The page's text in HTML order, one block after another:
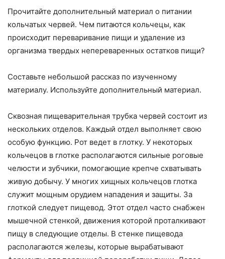
Прочитайте дополнительный материал о питании
кольчатых червей. Чем питаются кольчецы, как
происходит переваривание пищи и удале­ние из
организма твердых непереваренных остатков пищи?
Составьте небольшой рассказ по изученному
материалу. Используйте дополнительный материал.
Сквозная пищеварительная трубка червей состоит из
нескольких отделов. Каждый отдел выполняет свою
особую функцию. Рот ведет в глотку. У некоторых
кольчецов в глотке располагаются сильные роговые
челюсти и зубчики, помогающие крепче схва­тывать
живую добычу. У многих хищных кольчецов глотка
служит мощным орудием нападения и защиты. За
глоткой следует пищевод. Этот отдел часто снабжен
мышечной стенкой, движения которой проталкивают
пищу в следующие отделы. В стенке пище­вода
располагаются железы, которые вырабатывают